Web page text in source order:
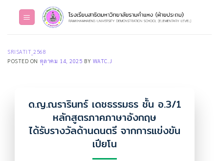
SRISATIT_2568
POSTED ON ตุลาคม 14, 2025 BY WATC.J
ด.ญ.ณรารินทร์ เดชธรรมธร ชั้น อ.3/1
หลักสูตรภาคภาษาอังกฤษ
ได้รับรางวัลด้านดนตรี จากการแข่งขัน
เปียโน